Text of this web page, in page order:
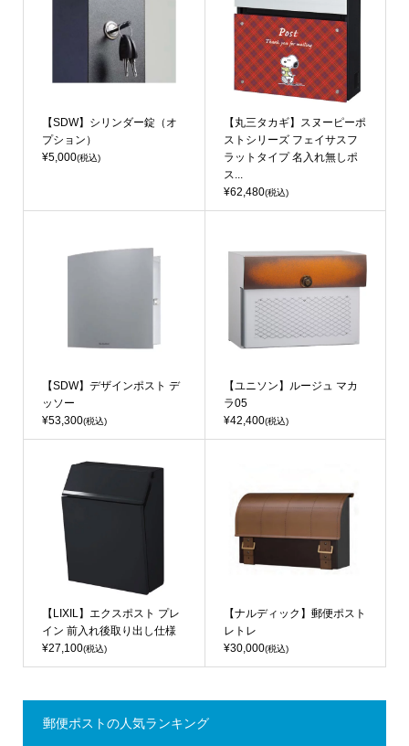
【SDW】シリンダー錠（オ
プション）
¥5,000(税込)
【丸三タカギ】スヌーピーポ
ストシリーズ フェイサスフ
ラットタイプ 名入れ無しポ
ス...
¥62,480(税込)
【SDW】デザインポスト デ
ッソー
¥53,300(税込)
【ユニソン】ルージュ マカ
ラ05
¥42,400(税込)
【LIXIL】エクスポスト プレ
イン 前入れ後取り出し仕様
¥27,100(税込)
【ナルディック】郵便ポスト
レトレ
¥30,000(税込)
郵便ポストの人気ランキング